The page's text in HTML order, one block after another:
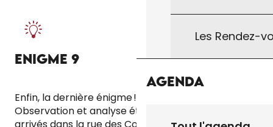
Les Rendez-
Agenda
ENIGME 9
Enfin, la dernière énigme ! Et quelle énigme !
Observation et analyse étaient de mise ! Une fois
arrivés dans la rue des Consuls, il vous fallait